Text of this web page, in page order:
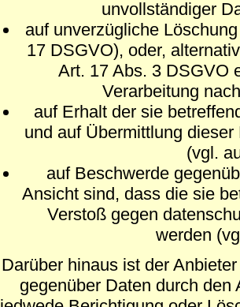
unvollständiger
auf unverzügliche
17 DSGVO), oder,
Art. 17 Abs. 3 DSGVO
Verarbeitung
auf Erhalt der sie
und auf Übermittlung
(vgl.
auf Beschwerde
Ansicht sind, dass die sie
Verstoß gegen
werden
Darüber hinaus ist der
gegenüber Daten durch